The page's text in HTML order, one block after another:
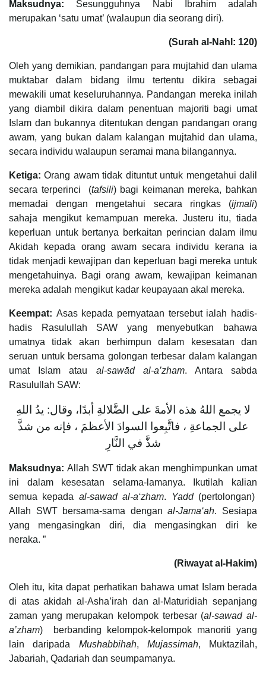
Maksudnya: Sesungguhnya Nabi Ibrahim adalah
merupakan ‘satu umat’ (walaupun dia seorang diri).
(Surah al-Nahl: 120)
Oleh yang demikian, pandangan para mujtahid dan ulama
muktabar dalam bidang ilmu tertentu dikira sebagai
mewakili umat keseluruhannya. Pandangan mereka inilah
yang diambil dikira dalam penentuan majoriti bagi umat
Islam dan bukannya ditentukan dengan pandangan orang
awam, yang bukan dalam kalangan mujtahid dan ulama,
secara individu walaupun seramai mana bilangannya.
Ketiga: Orang awam tidak dituntut untuk mengetahui dalil
secara terperinci (tafsili) bagi keimanan mereka, bahkan
memadai dengan mengetahui secara ringkas (ijmali)
sahaja mengikut kemampuan mereka. Justeru itu, tiada
keperluan untuk bertanya berkaitan perincian dalam ilmu
Akidah kepada orang awam secara individu kerana ia
tidak menjadi kewajipan dan keperluan bagi mereka untuk
mengetahuinya. Bagi orang awam, kewajipan keimanan
mereka adalah mengikut kadar keupayaan akal mereka.
Keempat: Asas kepada pernyataan tersebut ialah hadis-
hadis Rasulullah SAW yang menyebutkan bahawa
umatnya tidak akan berhimpun dalam kesesatan dan
seruan untuk bersama golongan terbesar dalam kalangan
umat Islam atau al-sawād al-a’zham. Antara sabda
Rasulullah SAW:
لا يجمع اللهُ هذه الأمةَ على الضَّلالةِ أبدًا، وقال: يدُ اللهِ
على الجماعةِ ، فاتَّبِعوا السوادَ الأعظمَ ، فإنه من شذَّ
شذَّ في النَّارِ
Maksudnya: Allah SWT tidak akan menghimpunkan umat
ini dalam kesesatan selama-lamanya. Ikutilah kalian
semua kepada al-sawad al-a‘zham. Yadd(pertolongan)
Allah SWT bersama-sama denganal-Jama‘ah. Sesiapa
yang mengasingkan diri, dia mengasingkan diri ke
neraka. ”
(Riwayat al-Hakim)
Oleh itu, kita dapat perhatikan bahawa umat Islam berada
di atas akidah al-Asha’irah dan al-Maturidiah sepanjang
zaman yang merupakan kelompok terbesar (al-sawad al-
a’zham) berbanding kelompok-kelompok manoriti yang
lain daripada Mushabbihah, Mujassimah, Muktazilah,
Jabariah, Qadariah dan seumpamanya.